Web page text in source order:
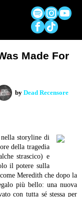
Made For
by Dead Recensore
storyline di
della tragedia
strascico) e
il potere sulla
Meredith che dopo la
più bello: una nuova
con tutta sé stessa per